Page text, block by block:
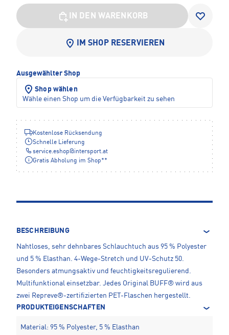
IN DEN WARENKORB
IM SHOP RESERVIEREN
Ausgewählter Shop
Shop wählen
Wähle einen Shop um die Verfügbarkeit zu sehen
Kostenlose Rücksendung
Schnelle Lieferung
service.eshop@intersport.at
Gratis Abholung im Shop**
BESCHREIBUNG
Nahtloses, sehr dehnbares Schlauchtuch aus 95 % Polyester
und 5 % Elasthan. 4-Wege-Stretch und UV-Schutz 50.
Besonders atmungsaktiv und feuchtigkeitsregulierend.
Multifunktional einsetzbar. Jedes Original BUFF® wird aus
zwei Repreve®-zertifizierten PET-Flaschen hergestellt.
PRODUKTEIGENSCHAFTEN
Material: 95 % Polyester, 5 % Elasthan